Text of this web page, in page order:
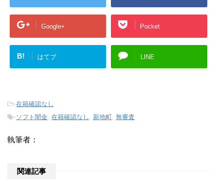
Google+ Pocket
B! はてブ LINE
-在籍確認なし
-ソフト闇金, 在籍確認なし , 新地町, 無審査
執筆者：
関連記事